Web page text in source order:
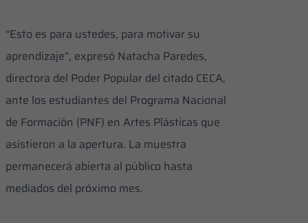
“Esto es para ustedes, para motivar su
aprendizaje”, expresó Natacha Paredes,
directora del Poder Popular del citado CECA,
ante los estudiantes del Programa Nacional
de Formación (PNF) en Artes Plásticas que
asistieron a la apertura. La muestra
permanecerá abierta al público hasta
mediados del próximo mes.